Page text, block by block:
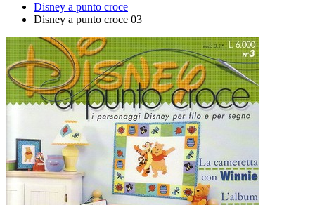
Disney a punto croce
Disney a punto croce 03